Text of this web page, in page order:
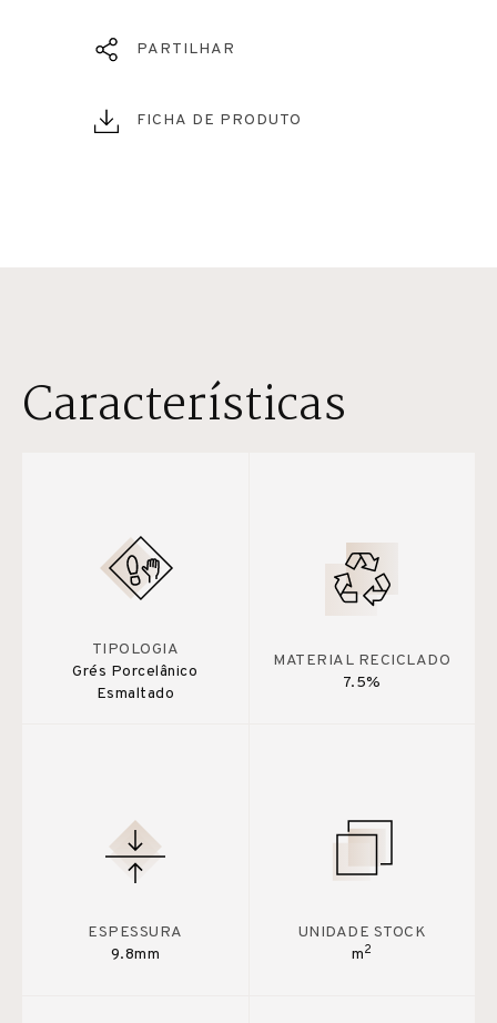
PARTILHAR
FICHA DE PRODUTO
Características
TIPOLOGIA
Grés Porcelânico
Esmaltado
MATERIAL RECICLADO
7.5%
ESPESSURA
9.8mm
UNIDADE STOCK
m2